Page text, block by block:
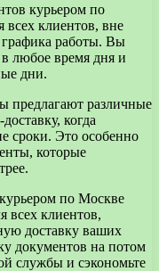
курьером по
всех клиентов, вне
работы. Вы
в любое время дня и
дни.
предлагают различные
когда
сроки. Это особенно
которые
по Москве
всех клиентов,
доставку ваших
документов на потом
службы и сэкономьте